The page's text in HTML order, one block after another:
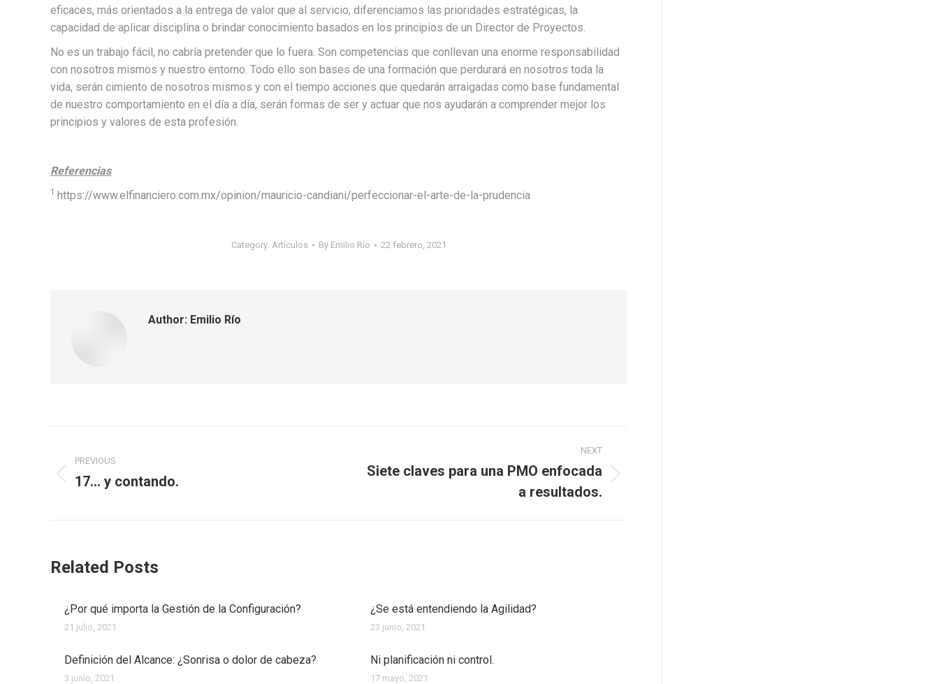
eficaces, más orientados a la entrega de valor que al servicio, diferenciamos las prioridades estratégicas, la
capacidad de aplicar disciplina o brindar conocimiento basados en los principios de un Director de Proyectos.
No es un trabajo fácil, no cabría pretender que lo fuera. Son competencias que conllevan una enorme responsabilidad
con nosotros mismos y nuestro entorno. Todo ello son bases de una formación que perdurará en nosotros toda la
vida, serán cimiento de nosotros mismos y con el tiempo acciones que quedarán arraigadas como base fundamental
de nuestro comportamiento en el día a día, serán formas de ser y actuar que nos ayudarán a comprender mejor los
principios y valores de esta profesión.
Referencias
1 https://www.elfinanciero.com.mx/opinion/mauricio-candiani/perfeccionar-el-arte-de-la-prudencia
Category: Artículos By Emilio Río 22 febrero, 2021
Author: Emilio Río
navigation
PREVIOUS
Previous
17… y contando.
NEXT
Siete claves para una PMO enfocada
a resultados.
Related Posts
¿Por qué importa la Gestión de la Configuración?
21 julio, 2021
¿Se está entendiendo la Agilidad?
23 junio, 2021
Definición del Alcance: ¿Sonrisa o dolor de cabeza?
3 junio, 2021
Ni planificación ni control.
17 mayo, 2021